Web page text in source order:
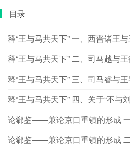
朝门阀政治，实际上只存在于东
性，其存在形式是门阀士族与皇
宦论门阀士族的窠臼，对中国中
题提供了精辟的见解，具有很高的
目录
释“王与马共天下” 一、西晋诸王
释“王与马共天下” 二、司马越与
释“王与马共天下” 三、司马睿与
释“王与马共天下” 四、关于“不与
论郗鉴——兼论京口重镇的形成
论郗鉴——兼论京口重镇的形成